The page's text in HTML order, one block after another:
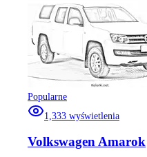
Popularne
1,333 wyświetlenia
Volkswagen Amarok